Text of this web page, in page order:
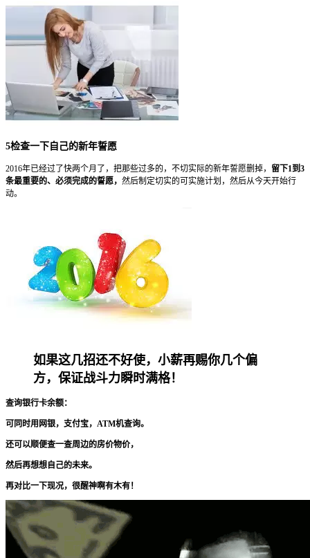
5检查一下自己的新年誓愿
2016年已经过了快两个月了，把那些过多的，不切实际的新年誓愿删掉， 留下1到3
条最重要的、必须完成的誓愿， 然后制定切实的可实施计划，然后从今天开始行
动。
如果这几招还不好使，小薪再赐你几个偏
方，保证战斗力瞬时满格！
查询银行卡余额：
可同时用网银，支付宝，ATM机查询。
还可以顺便查一查周边的房价物价，
然后再想想自己的未来。
再对比一下现况，很醒神啊有木有！